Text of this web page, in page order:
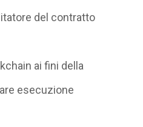
del contratto
ai fini della
esecuzione